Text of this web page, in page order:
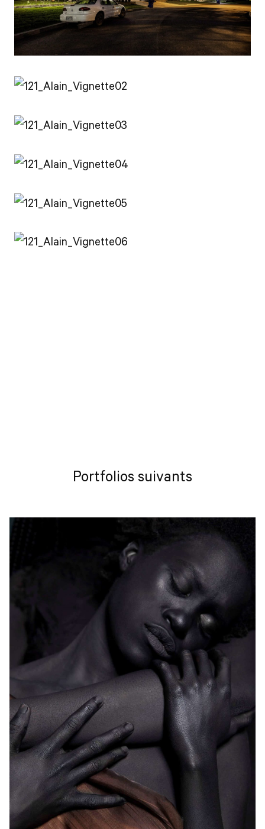
Portfolios suivants